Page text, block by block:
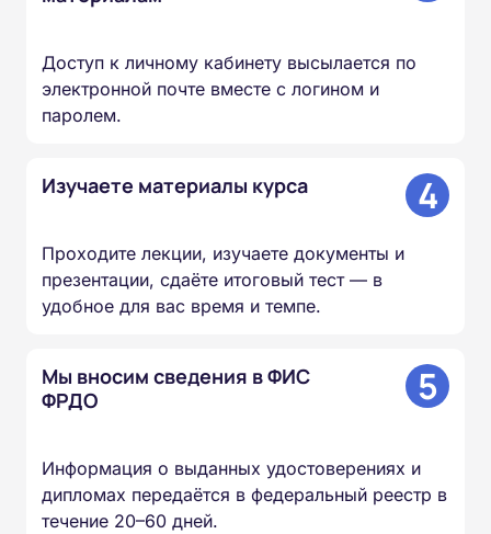
Доступ к личному кабинету высылается по
электронной почте вместе с логином и
паролем.
Изучаете материалы курса 4
Проходите лекции, изучаете документы и
презентации, сдаёте итоговый тест — в
удобное для вас время и темпе.
Мы вносим сведения в ФИС
ФРДО
5
Информация о выданных удостоверениях и
дипломах передаётся в федеральный реестр в
течение 20–60 дней.